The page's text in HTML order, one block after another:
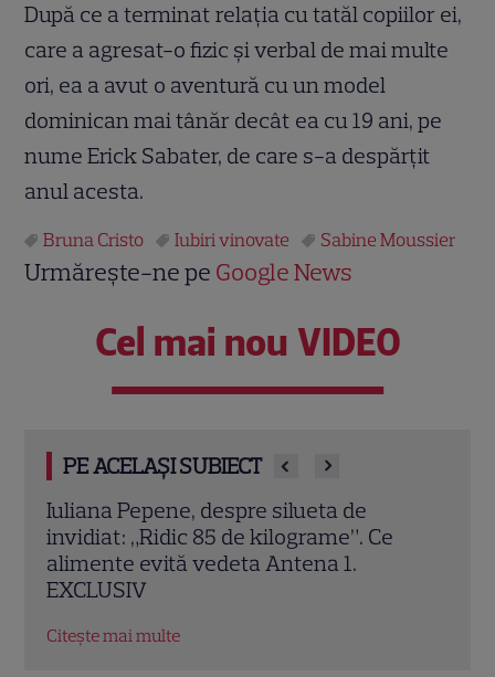
După ce a terminat relaţia cu tatăl copiilor ei,
care a agresat-o fizic şi verbal de mai multe
ori, ea a avut o aventură cu un model
dominican mai tânăr decât ea cu 19 ani, pe
nume Erick Sabater, de care s-a despărţit
anul acesta.
Bruna Cristo Iubiri vinovate Sabine Moussier
Urmărește-ne pe Google News
Cel mai nou VIDEO
PE ACELAȘI SUBIECT
Vedetele de la Hollywood care nu s-au
căsătorit niciodată. De ce Leonardo
DiCaprio și Charlize Theron au evitat
altarul
Citește mai multe